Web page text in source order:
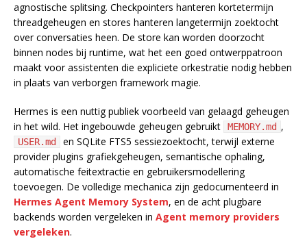
agnostische splitsing. Checkpointers hanteren kortetermijn
threadgeheugen en stores hanteren langetermijn zoektocht
over conversaties heen. De store kan worden doorzocht
binnen nodes bij runtime, wat het een goed ontwerppatroon
maakt voor assistenten die expliciete orkestratie nodig hebben
in plaats van verborgen framework magie.
Hermes is een nuttig publiek voorbeeld van gelaagd geheugen
in het wild. Het ingebouwde geheugen gebruikt
MEMORY.md ,
USER.md
en SQLite FTS5 sessiezoektocht, terwijl externe
provider plugins grafiekgeheugen, semantische ophaling,
automatische feitextractie en gebruikersmodellering
toevoegen. De volledige mechanica zijn gedocumenteerd in
Hermes Agent Memory System, en de acht plugbare
backends worden vergeleken in Agent memory providers
vergeleken.